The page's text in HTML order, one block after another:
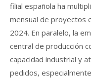
filial española ha
mensual de proyectos
2024. En paralelo, la
central de producción
capacidad industrial y
pedidos,